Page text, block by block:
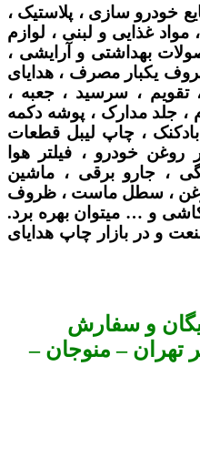
خودرو سازی ، پلاستیک ،
مواد غذایی و لبنی ، لوازم
بهداشتی و آرایشی ،
یکبار مصرف ، هدایای
، تقویم ، سرسید ، جعبه ،
، جلد مدارک ، پوشه دکمه
، چاپ لیبل قطعات
خودرو ، فیلتر هوا
، جارو برقی ، ماشین
، سطل ماست ، ظروف
و … میتوان بهره برد.
و در بازار چاپ هدایای
و سفارش
تهران – منوجان –